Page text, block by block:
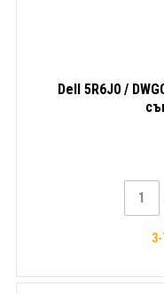
Dell 5R6J0 /